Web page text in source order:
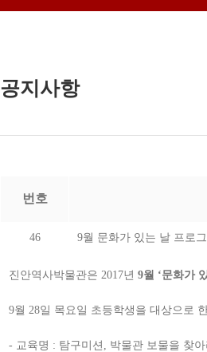
공지사항
번호
46 9월 문화가 있는 날 프로
진안역사박물관은 2017년 9월 ‘문화가
9월 28일 목요일 초등학생을 대상으로
- 교육명 : 탐구미션, 박물관 보물을 찾